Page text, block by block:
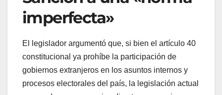
imperfecta»
El legislador argumentó que, si bien el artículo 40
constitucional ya prohíbe la participación de
gobiernos extranjeros en los asuntos internos y
procesos electorales del país, la legislación actual